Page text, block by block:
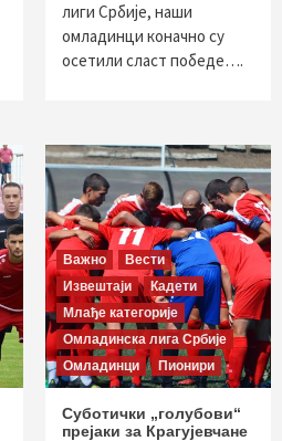
лиги Србије, наши
омладинци коначно су
осетили сласт победе….
Важно
Вести
Извештаји
Кадети
Млађе категорије
Омладинска лига Србије
Омладинци
Пионири
Суботички „голубови“
прејаки за Крагујевчане